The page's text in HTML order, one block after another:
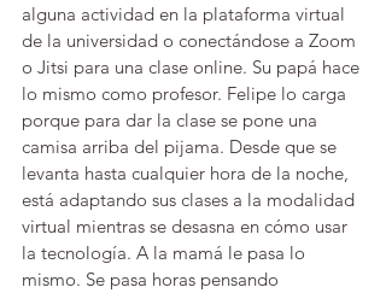
alguna actividad en la plataforma virtual
de la universidad o conectándose a Zoom
o Jitsi para una clase online. Su papá hace
lo mismo como profesor. Felipe lo carga
porque para dar la clase se pone una
camisa arriba del pijama. Desde que se
levanta hasta cualquier hora de la noche,
está adaptando sus clases a la modalidad
virtual mientras se desasna en cómo usar
la tecnología. A la mamá le pasa lo
mismo. Se pasa horas pensando